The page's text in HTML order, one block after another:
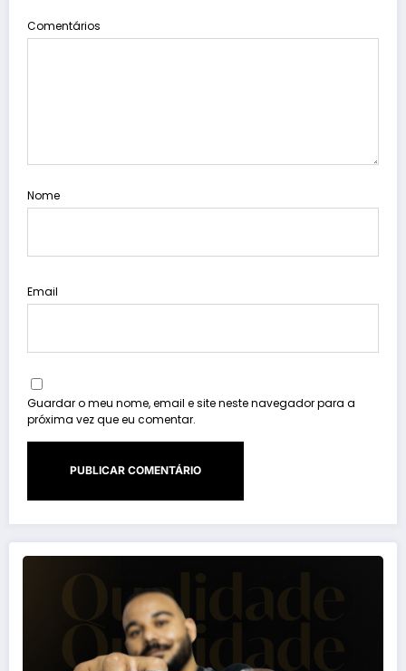
Comentários
Nome
Email
Guardar o meu nome, email e site neste navegador para a
próxima vez que eu comentar.